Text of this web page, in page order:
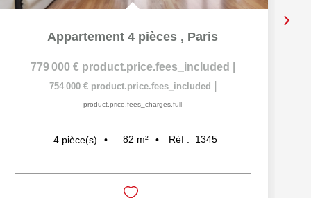
Appartement 4 pièces , Paris
779 000 € product.price.fees_included
754 000 € product.price.fees_included
product.price.fees_charges.full
4 pièce(s) 82 m² Réf : 1345